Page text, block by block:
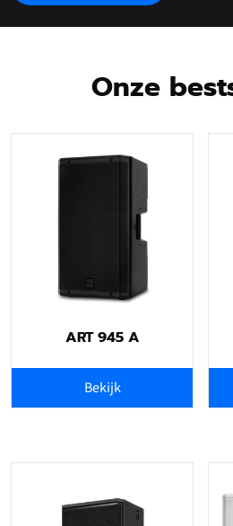
Onze
ART 945 A
Bekijk